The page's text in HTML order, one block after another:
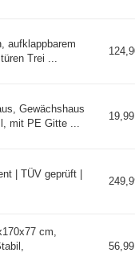
aufklappbarem
Trei ...
Gewächshaus
mit PE Gitte ...
| TÜV geprüft |
cm,